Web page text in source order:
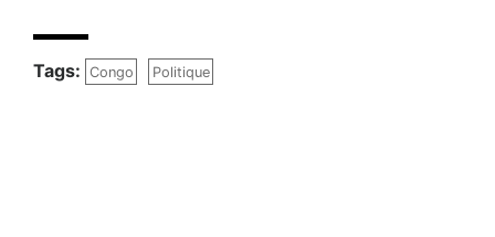
Tags: Congo Politique